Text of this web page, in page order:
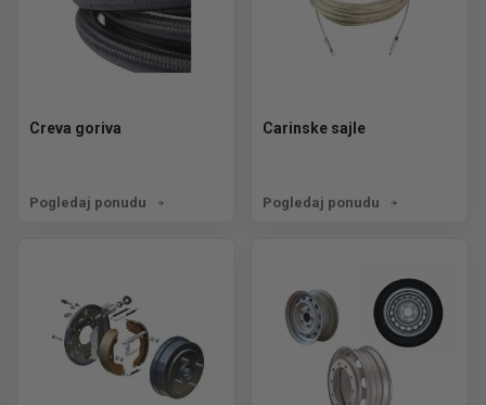
Creva goriva
Pogledaj ponudu
Carinske sajle
Pogledaj ponudu